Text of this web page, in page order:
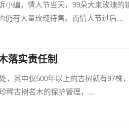
小编，情人节当天，99朵大束玫瑰的
仍有大量玫瑰待售。而情人节过后…
落实责任制
，其中仅500年以上的古树就有97株
稀古树名木的保护管理，…